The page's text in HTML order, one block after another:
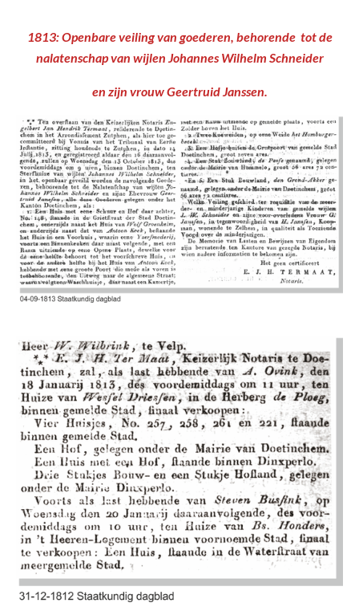
1813: Openbare veiling van goederen, behorende tot de
nalatenschap van wijlen Johannes Wilhelm Schneider
en zijn vrouw Geertruid Janssen.